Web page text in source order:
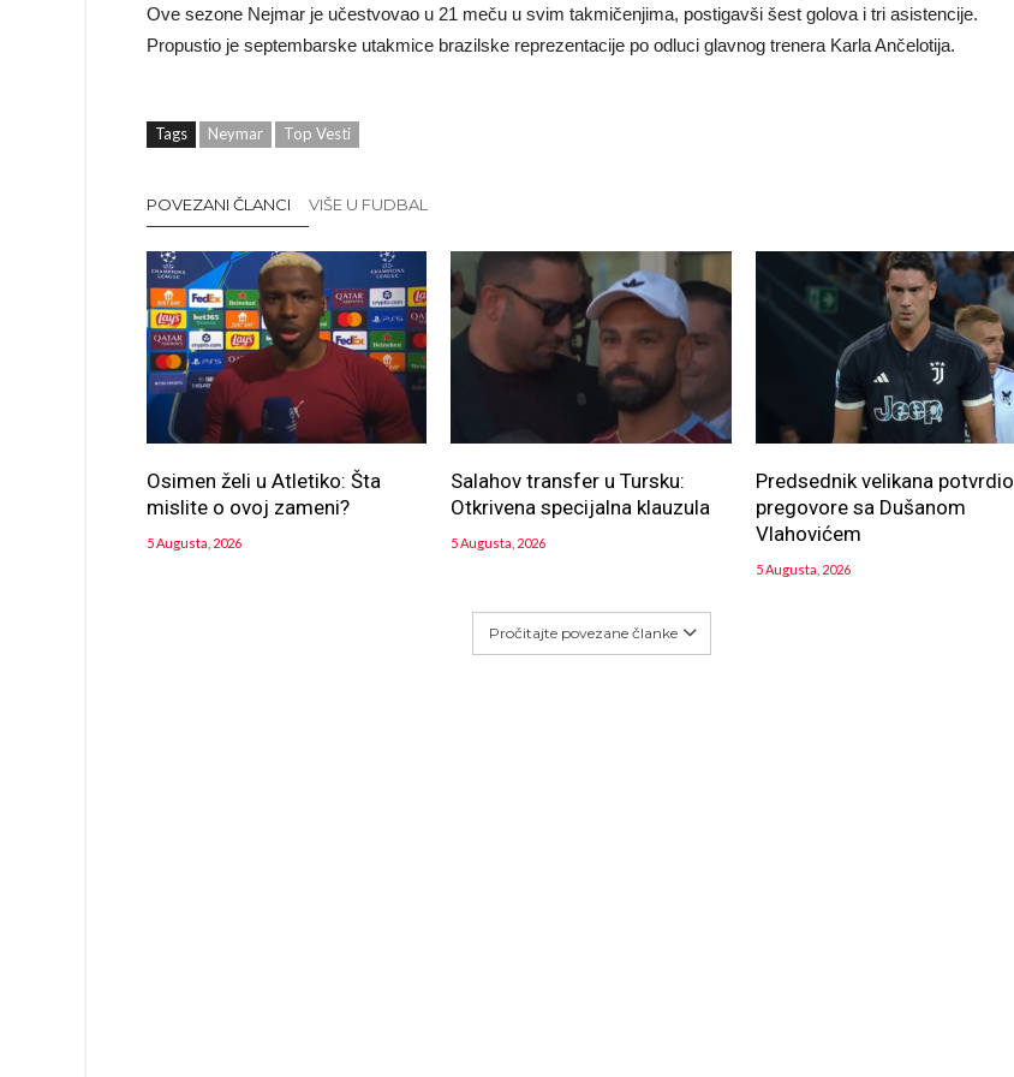
Ove sezone Nejmar je učestvovao u 21 meču u svim takmičenjima, postigavši šest golova i tri asistencije.
Propustio je septembarske utakmice brazilske reprezentacije po odluci glavnog trenera Karla Ančelotija.
Tags Neymar Top Vesti
POVEZANI ČLANCI VIŠE U FUDBAL
Osimen želi u Atletiko: Šta
mislite o ovoj zameni?
5 Augusta, 2026
Salahov transfer u Tursku:
Otkrivena specijalna klauzula
5 Augusta, 2026
Predsednik velikana potvrdio
pregovore sa Dušanom
Vlahovićem
5 Augusta, 2026
Pročitajte povezane članke